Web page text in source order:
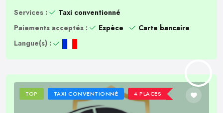
Services :
Taxi conventionné
Paiements acceptés :
Espèce
Carte bancaire
Langue(s) :
TOP TAXI CONVENTIONNÉ 4 PLACES